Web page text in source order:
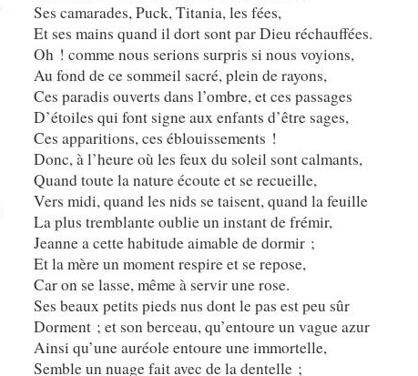
Ses camarades, Puck, Titania, les fées,
Et ses mains quand il dort sont par Dieu réchauffées.
Oh ! comme nous serions surpris si nous voyions,
Au fond de ce sommeil sacré, plein de rayons,
Ces paradis ouverts dans l’ombre, et ces passages
D’étoiles qui font signe aux enfants d’être sages,
Ces apparitions, ces éblouissements !
Donc, à l’heure où les feux du soleil sont calmants,
Quand toute la nature écoute et se recueille,
Vers midi, quand les nids se taisent, quand la feuille
La plus tremblante oublie un instant de frémir,
Jeanne a cette habitude aimable de dormir ;
Et la mère un moment respire et se repose,
Car on se lasse, même à servir une rose.
Ses beaux petits pieds nus dont le pas est peu sûr
Dorment ; et son berceau, qu’entoure un vague azur
Ainsi qu’une auréole entoure une immortelle,
Semble un nuage fait avec de la dentelle ;